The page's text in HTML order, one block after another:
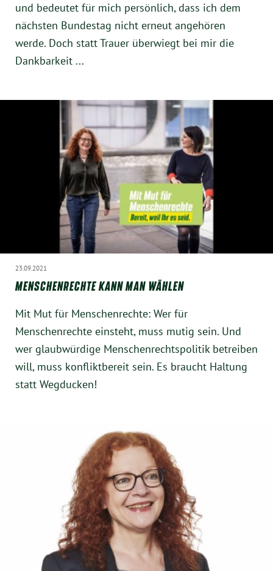
und bedeutet für mich persönlich, dass ich dem
nächsten Bundestag nicht erneut angehören
werde. Doch statt Trauer überwiegt bei mir die
Dankbarkeit ...
23.09.2021
MENSCHENRECHTE KANN MAN WÄHLEN
Mit Mut für Menschenrechte: Wer für
Menschenrechte einsteht, muss mutig sein. Und
wer glaubwürdige Menschenrechtspolitik betreiben
will, muss konfliktbereit sein. Es braucht Haltung
statt Wegducken!